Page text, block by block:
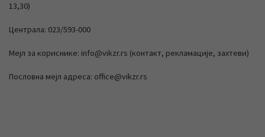
13,30)
Централа: 023/593-000
Мејл за кориснике: info@vikzr.rs (контакт, рекламације, захтеви)
Пословна мејл адреса: office@vikzr.rs